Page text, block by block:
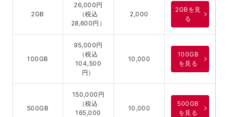
2GB
26,000円
（税込
28,600円）
2,000
2GBを見
る
100GB
95,000円
（税込
104,500
円）
10,000
100GB
を見る
500GB
150,000円
（税込
165,000
10,000
500GB
を見る